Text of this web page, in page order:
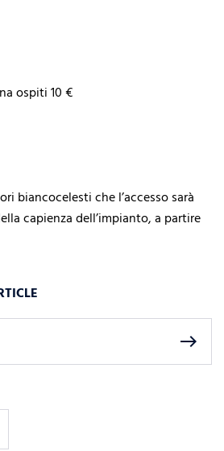
ospiti 10 €
biancocelesti che l’accesso sarà
capienza dell’impianto, a partire
east